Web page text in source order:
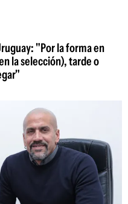
"Por la forma en
la selección), tarde o